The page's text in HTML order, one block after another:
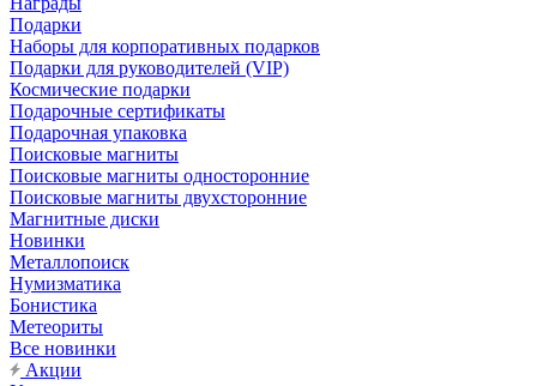
Подарки
Наборы для корпоративных подарков
Подарки для руководителей (VIP)
Космические подарки
Подарочные сертификаты
Подарочная упаковка
Поисковые магниты
Поисковые магниты односторонние
Поисковые магниты двухсторонние
Магнитные диски
Новинки
Металлопоиск
Нумизматика
Бонистика
Метеориты
Все новинки
Акции